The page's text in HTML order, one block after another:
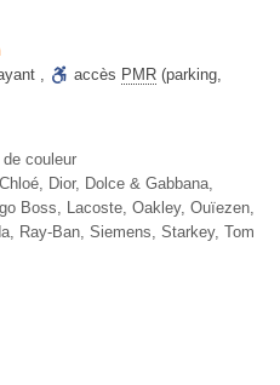
, accès PMR (parking,
de couleur
Dior, Dolce & Gabbana,
Boss, Lacoste, Oakley, Ouïezen,
Ray-Ban, Siemens, Starkey, Tom